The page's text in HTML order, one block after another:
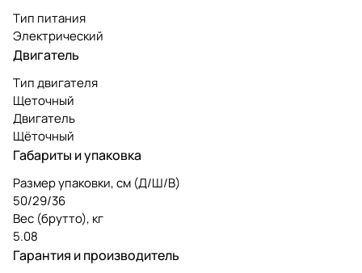
Тип питания
Электрический
Двигатель
Тип двигателя
Щеточный
Двигатель
Щёточный
Габариты и упаковка
Размер упаковки, см (Д/Ш/В)
50/29/36
Вес (брутто), кг
5.08
Гарантия и производитель